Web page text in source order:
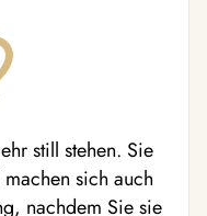
still stehen. Sie
sich auch
nachdem Sie sie